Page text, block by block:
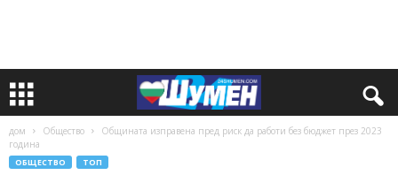
дом Общество
Общината изправена пред риск да работи без бюджет през 2023
година
ОБЩЕСТВО ТОП